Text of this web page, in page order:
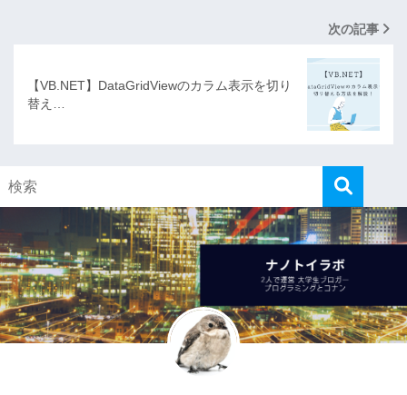
次の記事
【VB.NET】DataGridViewのカラム表示を切り
替え…